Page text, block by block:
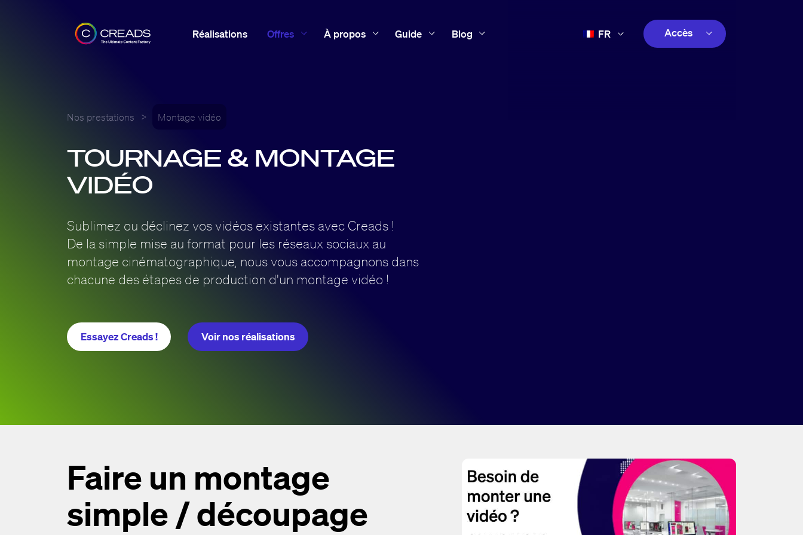
Réalisations Offres À propos Guide Blog FR Accès
Nos prestations > Montage vidéo
TOURNAGE & MONTAGE
VIDÉO
Sublimez ou déclinez vos vidéos existantes avec Creads !
De la simple mise au format pour les réseaux sociaux au
montage cinématographique, nous vous accompagnons dans
chacune des étapes de production d'un montage vidéo !
Essayez Creads ! Voir nos réalisations
Faire un montage
simple / découpage